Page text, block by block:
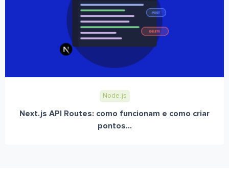
Node.js
Next.js API Routes: como funcionam e como criar
pontos...